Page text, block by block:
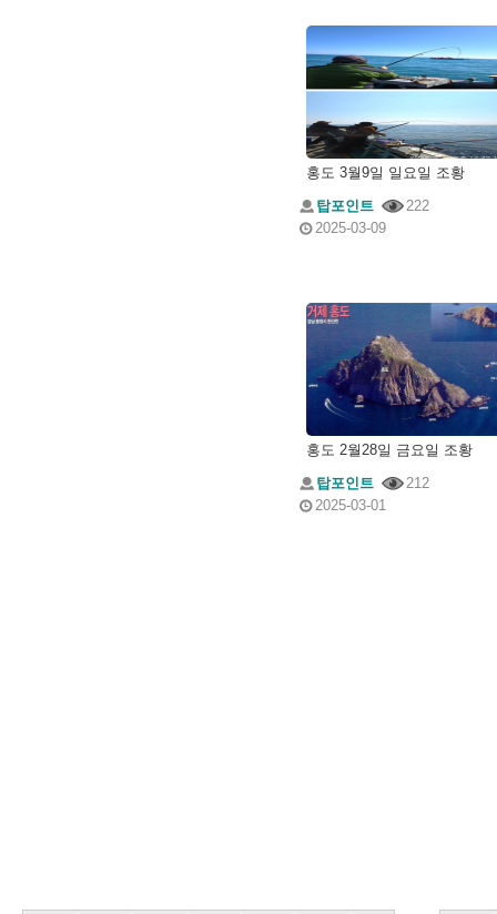
홍도 3월9일 일요일 조황
탑포인트
222
2025-03-09
홍도 2월28일 금요일 조황
탑포인트
212
2025-03-01